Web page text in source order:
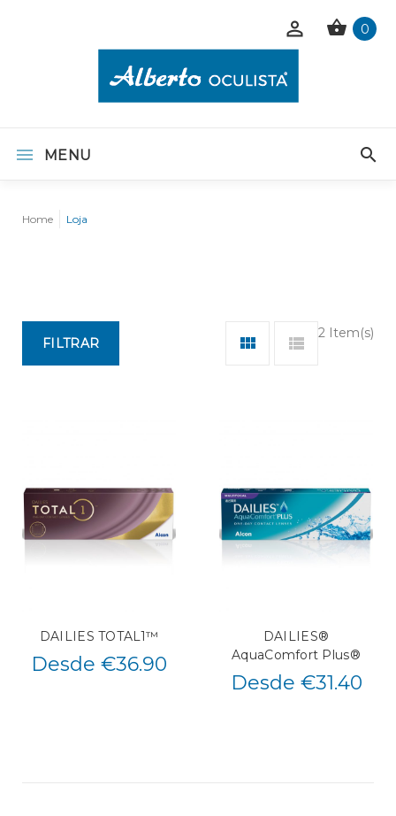
0
MENU
Home Loja
2 Item(s)
FILTRAR
DAILIES TOTAL1™
Desde €36.90
DAILIES®
AquaComfort Plus®
Desde €31.40